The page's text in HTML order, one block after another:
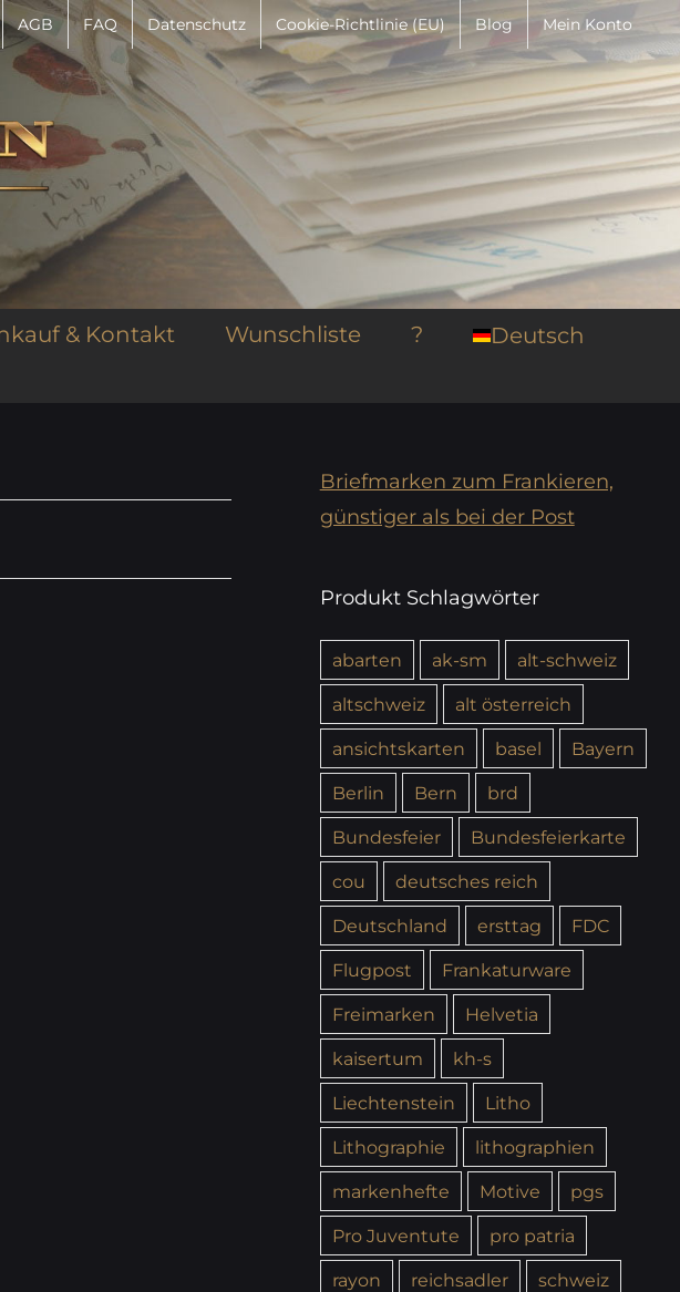
AGB FAQ Datenschutz Cookie-Richtlinie (EU) Blog Mein Konto
& Kontakt Wunschliste ? Deutsch
Briefmarken zum Frankieren,
günstiger als bei der Post
Produkt Schlagwörter
abarten ak-sm
alt-schweiz
altschweiz
alt österreich
ansichtskarten
basel
Bayern
Berlin
Bern
brd
Bundesfeier
Bundesfeierkarte
cou
deutsches reich
Deutschland
ersttag
FDC
Flugpost
Frankaturware
Freimarken
Helvetia
kaisertum
kh-s
Liechtenstein
Litho
Lithographie
lithographien
markenhefte
Motive
pgs
Pro Juventute
pro patria
rayon
reichsadler
schweiz